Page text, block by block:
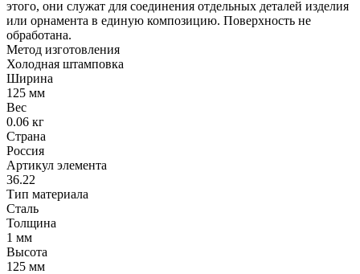
этого, они служат для соединения отдельных деталей изделия
или орнамента в единую композицию. Поверхность не
обработана.
Метод изготовления
Холодная штамповка
Ширина
125 мм
Вес
0.06 кг
Страна
Россия
Артикул элемента
36.22
Тип материала
Сталь
Толщина
1 мм
Высота
125 мм